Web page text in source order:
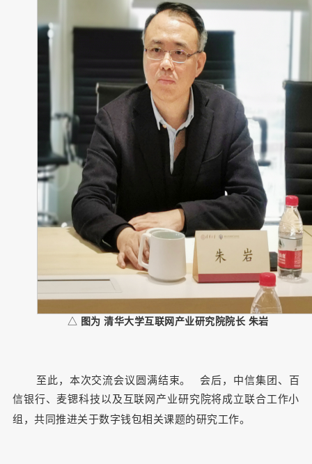
△ 图为 清华大学互联网产业研究院院长 朱岩
至此，本次交流会议圆满结束。
会后，中信集团、百
信银行、麦锶科技以及互联网产业研究院将成立联合工作小
组，共同推进关于数字钱包相关课题的研究工作。